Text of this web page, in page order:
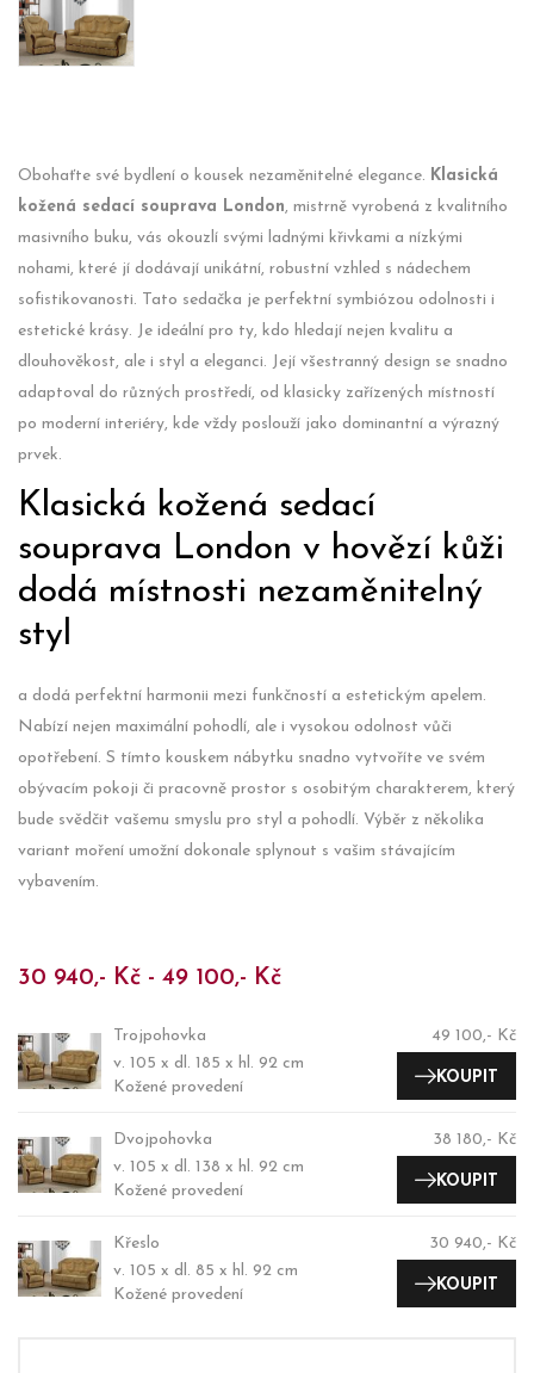
Obohaťte své bydlení o kousek nezaměnitelné elegance. Klasická
kožená sedací souprava London, mistrně vyrobená z kvalitního
masivního buku, vás okouzlí svými ladnými křivkami a nízkými
nohami, které jí dodávají unikátní, robustní vzhled s nádechem
sofistikovanosti. Tato sedačka je perfektní symbiózou odolnosti i
estetické krásy. Je ideální pro ty, kdo hledají nejen kvalitu a
dlouhověkost, ale i styl a eleganci. Její všestranný design se snadno
adaptoval do různých prostředí, od klasicky zařízených místností
po moderní interiéry, kde vždy poslouží jako dominantní a výrazný
prvek.
Klasická kožená sedací
souprava London v hovězí kůži
dodá místnosti nezaměnitelný
styl
a dodá perfektní harmonii mezi funkčností a estetickým apelem.
Nabízí nejen maximální pohodlí, ale i vysokou odolnost vůči
opotřebení. S tímto kouskem nábytku snadno vytvoříte ve svém
obývacím pokoji či pracovně prostor s osobitým charakterem, který
bude svědčit vašemu smyslu pro styl a pohodlí. Výběr z několika
variant moření umožní dokonale splynout s vašim stávajícím
vybavením.
30 940,- Kč - 49 100,- Kč
Trojpohovka
v. 105 x dl. 185 x hl. 92 cm
Kožené provedení
49 100,- Kč
KOUPIT
Dvojpohovka
v. 105 x dl. 138 x hl. 92 cm
Kožené provedení
38 180,- Kč
KOUPIT
Křeslo
v. 105 x dl. 85 x hl. 92 cm
Kožené provedení
30 940,- Kč
KOUPIT